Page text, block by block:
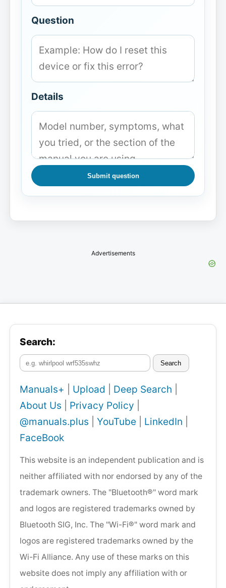
Question
Details
Submit question
Advertisements
Search:
Search
Manuals+ Upload Deep Search
About Us
Privacy Policy
@manuals.plus
YouTube LinkedIn
FaceBook
This website is an independent publication and is
neither affiliated with nor endorsed by any of the
trademark owners. The "Bluetooth®" word mark
and logos are registered trademarks owned by
Bluetooth SIG, Inc. The "Wi-Fi®" word mark and
logos are registered trademarks owned by the
Wi-Fi Alliance. Any use of these marks on this
website does not imply any affiliation with or